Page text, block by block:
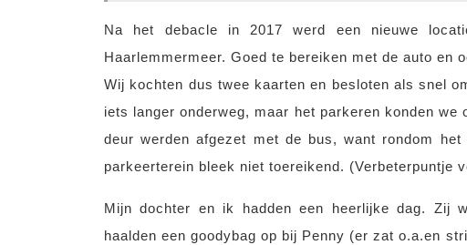
Na het debacle in 2017 werd een nieuwe
Haarlemmermeer. Goed te bereiken met de auto en
Wij kochten dus twee kaarten en besloten als snel
iets langer onderweg, maar het parkeren konden
deur werden afgezet met de bus, want rondom
parkeerterein bleek niet toereikend. (Verbeterpuntje
Mijn dochter en ik hadden een heerlijke dag. Zij
haalden een goodybag op bij Penny (er zat o.a.en